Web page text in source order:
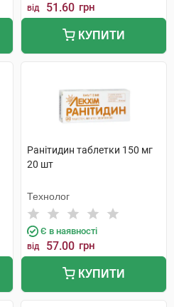
від 51.60 грн
КУПИТИ
Ранітидин таблетки 150 мг
20 шт
Технолог
Є в наявності
від 57.00 грн
КУПИТИ